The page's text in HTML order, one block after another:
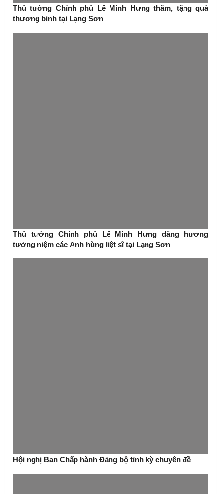
Thủ tướng Chính phủ Lê Minh Hưng thăm, tặng quà
thương binh tại Lạng Sơn
Thủ tướng Chính phủ Lê Minh Hưng dâng hương
tưởng niệm các Anh hùng liệt sĩ tại Lạng Sơn
Hội nghị Ban Chấp hành Đảng bộ tỉnh kỳ chuyên đề